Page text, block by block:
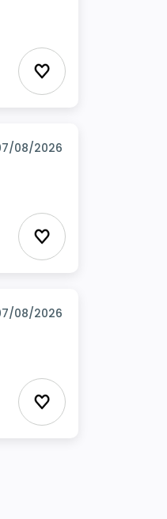
Ajouter aux
08/2026
Ajouter aux
08/2026
Ajouter aux